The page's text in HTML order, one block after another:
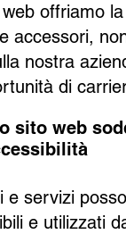
offriamo
accessori,
nostra
di
sito web
e servizi
e utilizzati